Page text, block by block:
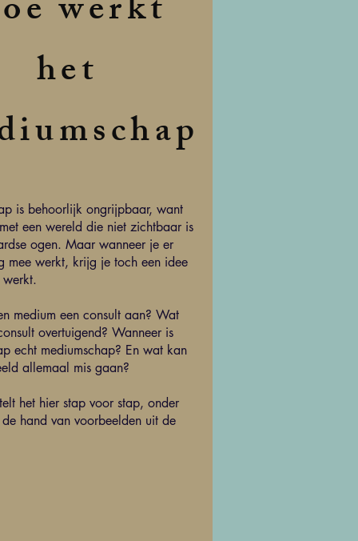
werkt
het
is behoorlijk ongrijpbaar, want
een wereld die niet zichtbaar is
ogen. Maar wanneer je er
mee werkt, krijg je toch een idee
medium een consult aan? Wat
overtuigend? Wanneer is
echt mediumschap? En wat kan
allemaal mis gaan?
het hier stap voor stap, onder
hand van voorbeelden uit de